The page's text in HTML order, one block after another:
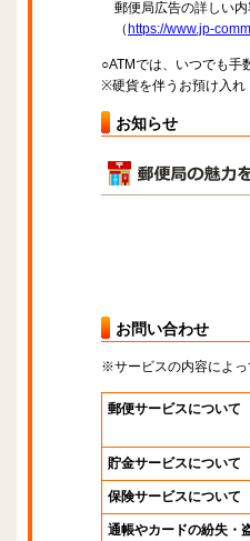
郵便局広告の詳しい内
（ https://www.jp-
○ATMでは、いつでも手
※硬貨を伴うお預け入れ
お知らせ
お問い合わせ
※サービスの内容によっ
郵便サービスについて
貯金サービスについて
保険サービスについて
通帳やカードの紛失・